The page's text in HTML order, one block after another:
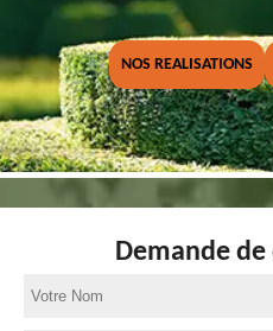
NOS REALISATIONS
Demande